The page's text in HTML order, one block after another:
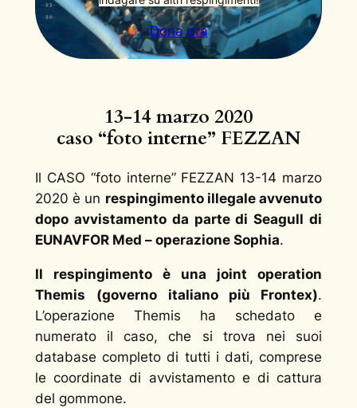
Dona ora
13-14 marzo 2020
caso “foto interne” FEZZAN
Il CASO “foto interne” FEZZAN 13-14 marzo
2020 è un respingimento illegale avvenuto
dopo avvistamento da parte di Seagull di
EUNAVFOR Med – operazione Sophia.
Il respingimento è una joint operation
Themis
(governo italiano più Frontex).
L’operazione Themis ha schedato e
numerato il caso, che si trova nei suoi
database completo di tutti i dati, comprese
le coordinate di avvistamento e di cattura
del gommone.